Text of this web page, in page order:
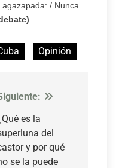
/ Nunca
Opinión
es la
del
y por qué
se la puede